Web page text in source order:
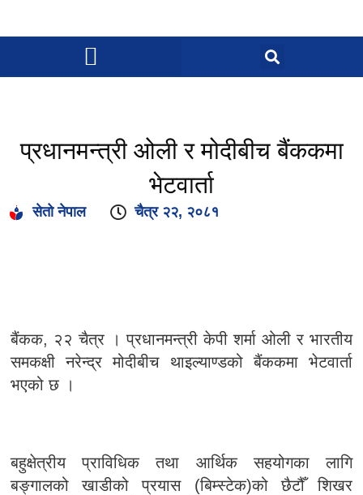
प्रधानमन्त्री ओली र मोदीबीच बैंककमा
भेटवार्ता
सेतो नेपाल चैत्र २२, २०८१
बैंकक, २२ चैत्र । प्रधानमन्त्री केपी शर्मा ओली र भारतीय
समकक्षी नरेन्द्र मोदीबीच थाइल्याण्डको बैंककमा भेटवार्ता
भएको छ ।
बहुक्षेत्रीय प्राविधिक तथा आर्थिक सहयोगका लागि
बङ्गालको खाडीको प्रयास (बिम्स्टेक)को छैटौँ शिखर